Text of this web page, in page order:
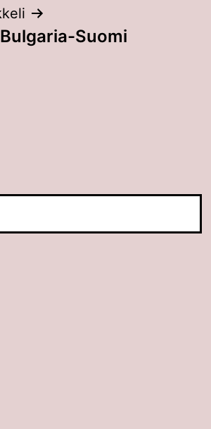
Suomi
voit selata niitä